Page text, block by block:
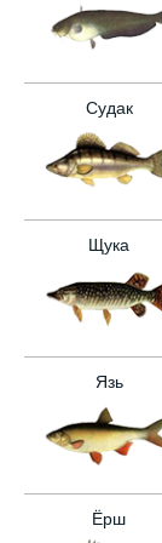
Судак
Щука
Язь
Ёрш
щуку
щук на
сома